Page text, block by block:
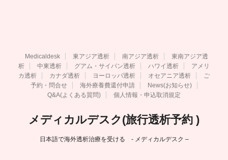
Medicaldesk 東アジア透析 南アジア透析
東南アジア透
析
中東透析 グアム・サイパン透析 ハワイ透析
アメリ
カ透析
カナダ透析 ヨーロッパ透析 オセアニア透析
ご
予約・問合せ
海外療養費還付申請
News(お知らせ)
Q&A(よくある質問)
個人情報・申込取消規定
メディカルデスク(旅行透析予約 )
日本語で海外透析治療を受ける - メディカルデスク –